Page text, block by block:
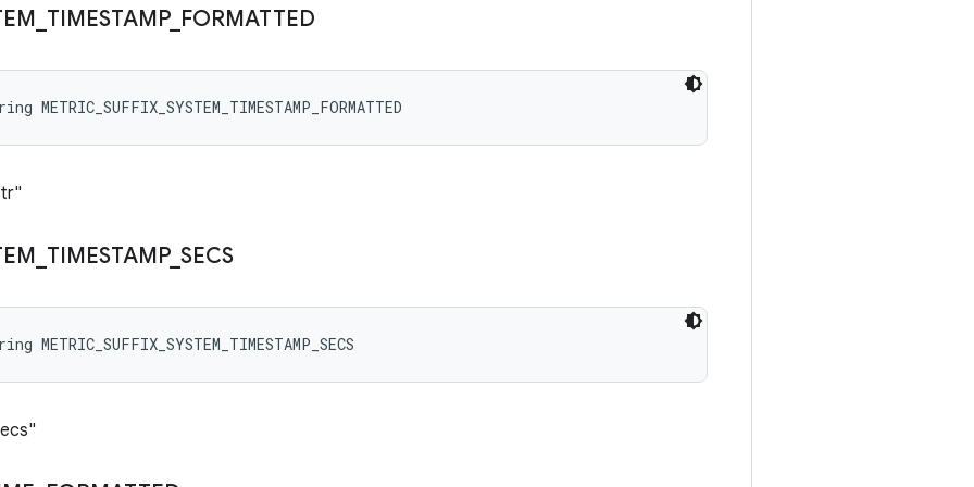
TIMESTAMP_ FORMATTED
TIMESTAMP_ SECS